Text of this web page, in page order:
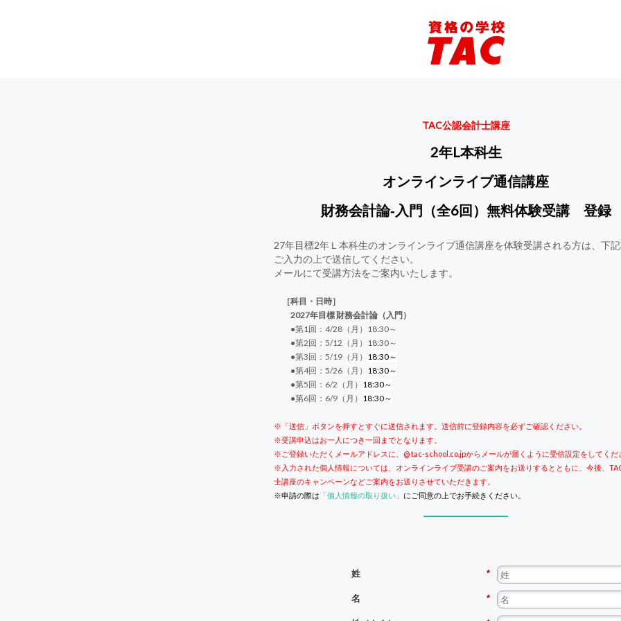
TAC公認会計士講座
2年L本科生
オンラインライブ通信講座
財務会計論‐入門（全6回）無料体験受講 登録
27年目標2年Ｌ本科生のオンラインライブ通信講座を体験受講される方は 、下
ご入力の上で送信してください。
メールにて受講方法をご案内いたします。
［科目・日時］
2027年目標 財務会計論（入門）
●第1回：4/28（月）18:30～
●第2回：5/12（月）18:30～
●第3回：5/19（月） 18:30～
●第4回：5/26（月） 18:30～
●第5回：6/2（月） 18:30～
●第6回：6/9（月） 18:30～
※「送信」ボタンを押すとすぐに送信されます。送信前に登録内容を必ずご確認ください。
※受講申込はお一人につき一回までとなります。
※ご登録いただくメールアドレスに、@ tac-school.co.jpからメールが届くように受信設定をしてくだ
※入力された個人情報については、オンラインライブ受講のご案内をお送りするとともに、今後、
士講座のキャンペーンなどご案内をお送りさせていただきます。
※申請の際は 「個人情報の取り扱い」 にご同意の上でお手続きください。
*
姓
*
名